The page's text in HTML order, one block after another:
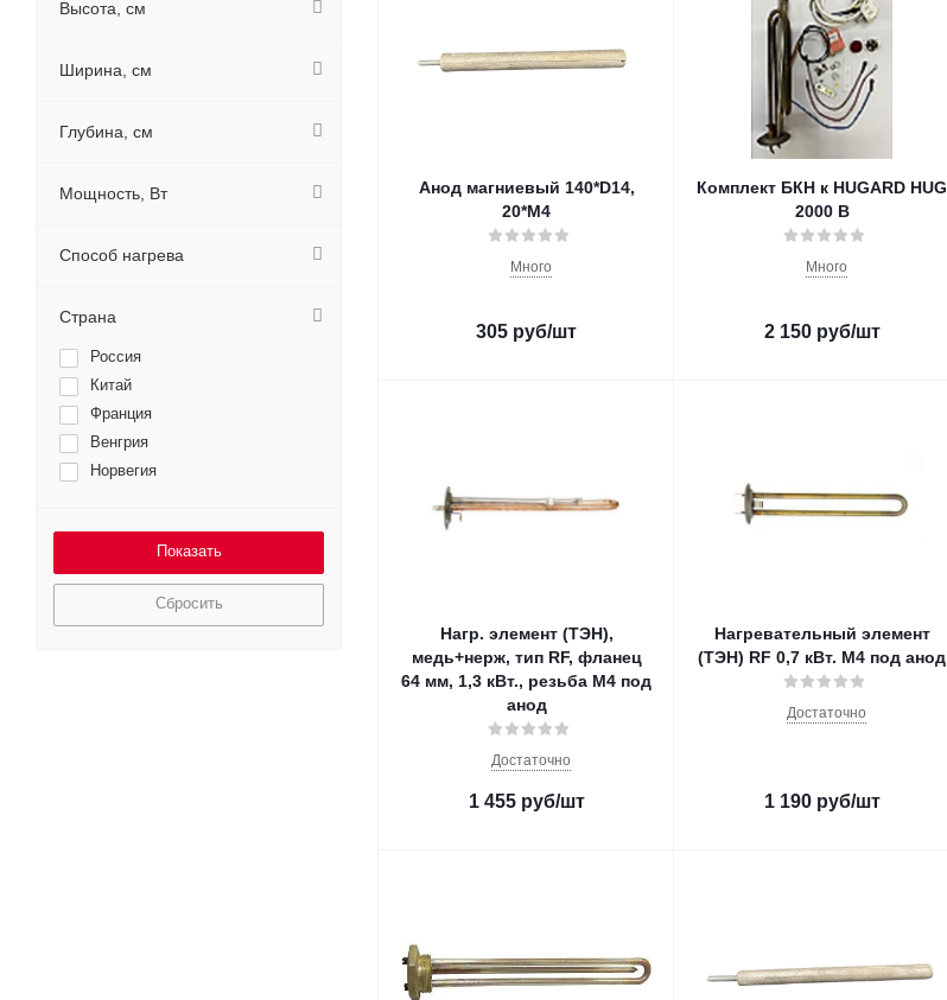
Анод магниевый 140*D14,
20*M4
Много
305 руб/шт
Комплект БКН к HUGARD HUG
2000 В
Много
2 150руб/шт
Нагр. элемент (ТЭН),
медь+нерж, тип RF, фланец
64 мм, 1,3 кВт., резьба M4 под
анод
Достаточно
1 455руб/шт
Нагревательный элемент
(ТЭН) RF 0,7 кВт. M4 под анод
Достаточно
1 190руб/шт
Высота, см
Ширина, см
Глубина, см
Мощность, Вт
Способ нагрева
Страна
Россия
Китай
Франция
Венгрия
Норвегия
Сбросить